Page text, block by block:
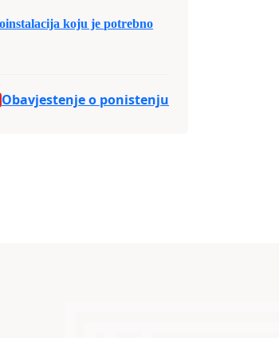
koju je potrebno
Obavjestenje o ponistenju